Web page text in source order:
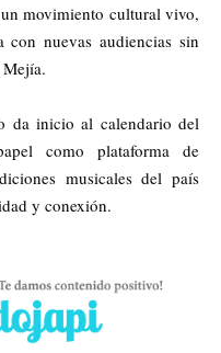
movimiento cultural vivo,
con nuevas audiencias sin
da inicio al calendario del
como plataforma de
musicales del país
y conexión.